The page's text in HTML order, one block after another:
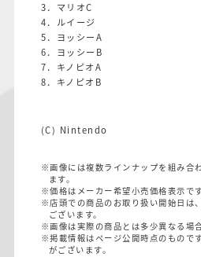
3．マリオC
4．ルイージ
5．ヨッシーA
6．ヨッシーB
7．キノピオA
8．キノピオB
(C) Nintendo
※画像には複数ラインナップを組み合
ます。
※価格はメーカー希望小売価格表示です
※店頭での商品のお取り扱い開始日は
ございます。
※画像は実際の商品とは多少異なる場
※掲載情報はページ公開時点のもので
がございます。